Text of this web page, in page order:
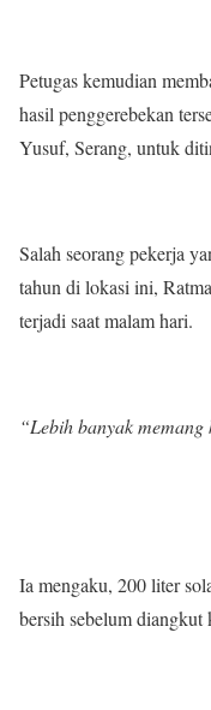
Petugas kemudian
hasil penggerebekan
Yusuf, Serang, untuk
Salah seorang pekerja
tahun di lokasi ini,
terjadi saat malam hari.
“Lebih banyak
Ia mengaku, 200 liter
bersih sebelum